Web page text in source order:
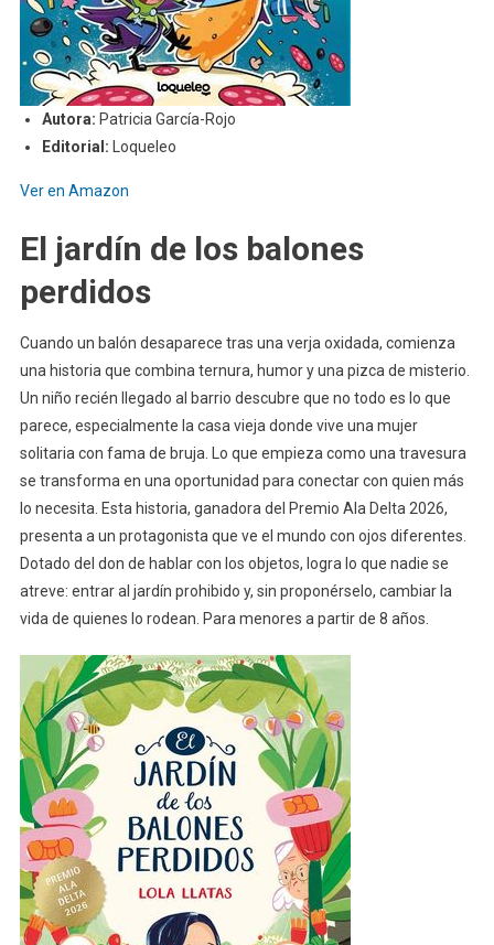
Autora: Patricia García-Rojo
Editorial: Loqueleo
Ver en Amazon
El jardín de los balones
perdidos
Cuando un balón desaparece tras una verja oxidada, comienza
una historia que combina ternura, humor y una pizca de misterio.
Un niño recién llegado al barrio descubre que no todo es lo que
parece, especialmente la casa vieja donde vive una mujer
solitaria con fama de bruja. Lo que empieza como una travesura
se transforma en una oportunidad para conectar con quien más
lo necesita. Esta historia, ganadora del Premio Ala Delta 2026,
presenta a un protagonista que ve el mundo con ojos diferentes.
Dotado del don de hablar con los objetos, logra lo que nadie se
atreve: entrar al jardín prohibido y, sin proponérselo, cambiar la
vida de quienes lo rodean. Para menores a partir de 8 años.